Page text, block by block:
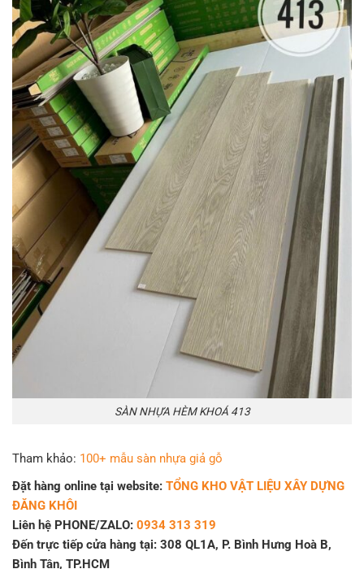
SÀN NHỰA HÈM KHOÁ 413
Tham khảo: 100+ mẫu sàn nhựa giả gỗ
Đặt hàng online tại website: TỔNG KHO VẬT LIỆU XÂY DỰNG
ĐĂNG KHÔI
Liên hệ PHONE/ZALO: 0934 313 319
Đến trực tiếp cửa hàng tại: 308 QL1A, P. Bình Hưng Hoà B,
Bình Tân, TP.HCM